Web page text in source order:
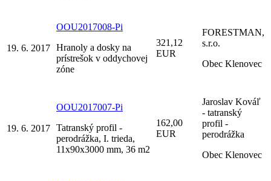
19. 6. 2017
OOU2017008-Pi
Hranoly a dosky na
prístrešok v oddychovej
zóne
321,12
EUR
FORESTMAN,
s.r.o.
Obec Klenovec
19. 6. 2017
OOU2017007-Pi
Tatranský profil -
perodrážka, I. trieda,
11x90x3000 mm, 36 m2
162,00
EUR
Jaroslav Kováľ
- tatranský
profil -
perodrážka
Obec Klenovec